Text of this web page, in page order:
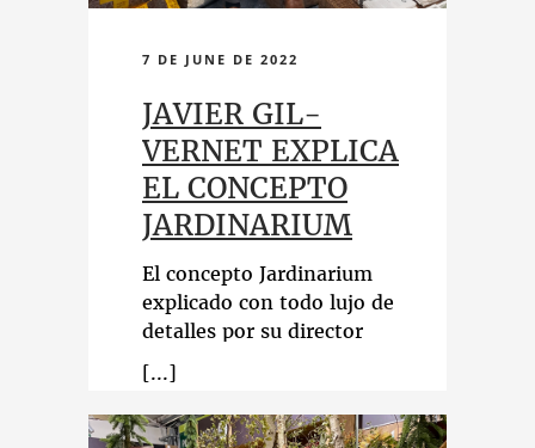
7 DE JUNE DE 2022
JAVIER GIL-
VERNET EXPLICA
EL CONCEPTO
JARDINARIUM
El concepto Jardinarium
explicado con todo lujo de
detalles por su director
general, Javier Gil-Vernet.
La metodología de trabajo y
las claves de su éxito en una